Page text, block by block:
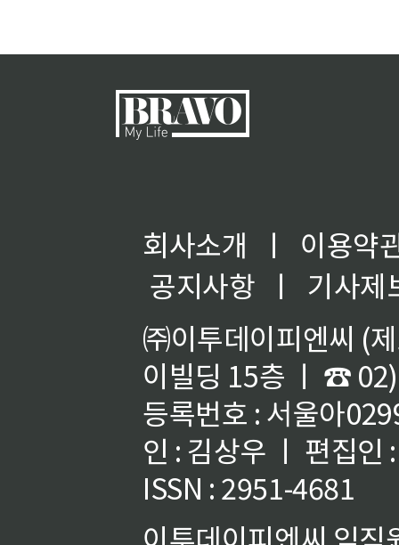
회사소개 ㅣ
이용약
공지사항
ㅣ
기사제
㈜이투데이피엔씨 (
이빌딩 15층 ㅣ ☎
등록번호 : 서울아
인 : 김상우 ㅣ 편집인
ISSN : 2951-4681